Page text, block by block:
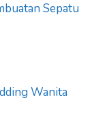
Sepatu
Wanita